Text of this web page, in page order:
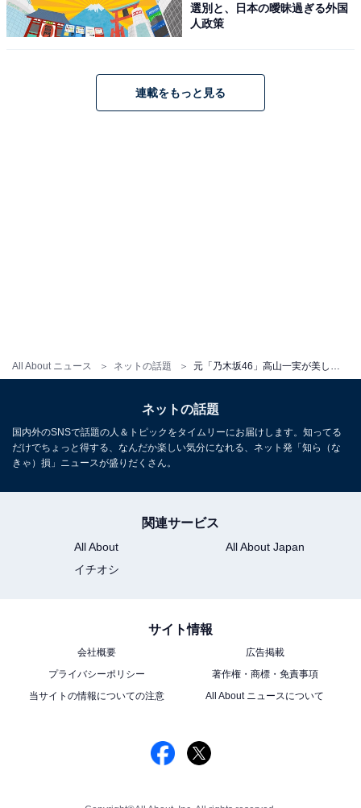
All About ニュース ネットの話題 元「乃木坂46」高山一実が美しすぎるバックショット披露「こんなきれいな肩甲骨、見たことないです」
選別と、日本の曖昧過ぎる外国
人政策
連載をもっと見る
ネットの話題
国内外のSNSで話題の人＆トピックをタイムリーにお届けします。知ってる
だけでちょっと得する、なんだか楽しい気分になれる、ネット発「知ら（な
きゃ）損」ニュースが盛りだくさん。
関連サービス
All About
All About Japan
イチオシ
サイト情報
会社概要
広告掲載
プライバシーポリシー
著作権・商標・免責事項
当サイトの情報についての注意
All About ニュースについて